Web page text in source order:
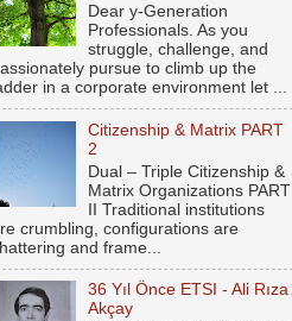
Dear y-Generation
Professionals. As you
struggle, challenge, and
pursue to climb up the
in a corporate environment let ...
Citizenship & Matrix PART
2
Dual – Triple Citizenship &
Matrix Organizations PART
II Traditional institutions
crumbling, configurations are
and frame...
36 Yıl Önce ETSI - Ali Rıza
Akçay